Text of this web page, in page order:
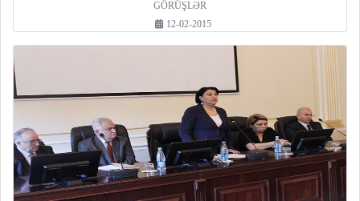
GÖRÜŞLƏR
12-02-2015